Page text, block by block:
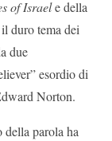
of Israele della
duro tema dei
due
esordio di
Norton.
della parola ha